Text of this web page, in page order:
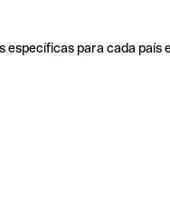
específicas para cada país